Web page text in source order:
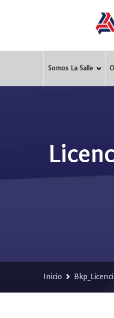
Somos La Salle
Inicio